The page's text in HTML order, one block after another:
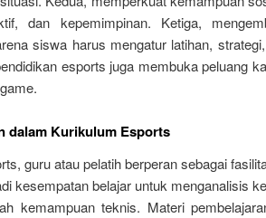
dan kepemimpinan. Ketiga,
siswa harus mengatur latihan,
esports juga membuka peluang
dalam Kurikulum Esports
guru atau pelatih berperan sebagai
kesempatan belajar untuk menganalisis
kemampuan teknis. Materi